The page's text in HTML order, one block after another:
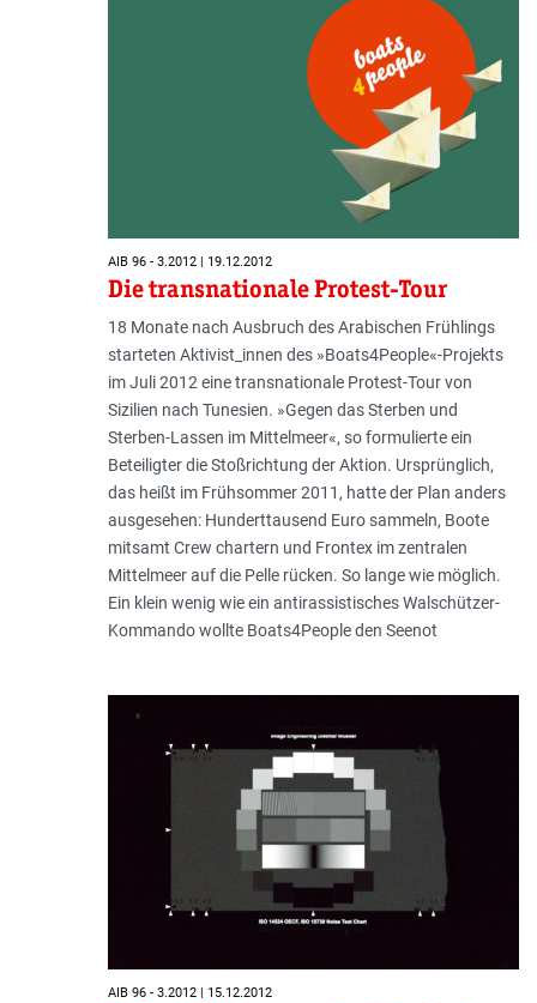
AIB 96 - 3.2012 | 19.12.2012
Die transnationale Protest-Tour
18 Monate nach Ausbruch des Arabischen Frühlings
starteten Aktivist_innen des »Boats4People«-Projekts
im Juli 2012 eine transnationale Protest-Tour von
Sizilien nach Tunesien. »Gegen das Sterben und
Sterben-Lassen im Mittelmeer«, so formulierte ein
Beteiligter die Stoßrichtung der Aktion. Ursprünglich,
das heißt im Frühsommer 2011, hatte der Plan anders
ausgesehen: Hunderttausend Euro sammeln, Boote
mitsamt Crew chartern und Frontex im zentralen
Mittelmeer auf die Pelle rücken. So lange wie möglich.
Ein klein wenig wie ein antirassistisches Walschützer-
Kommando wollte Boats4People den Seenot
AIB 96 - 3.2012 | 15.12.2012